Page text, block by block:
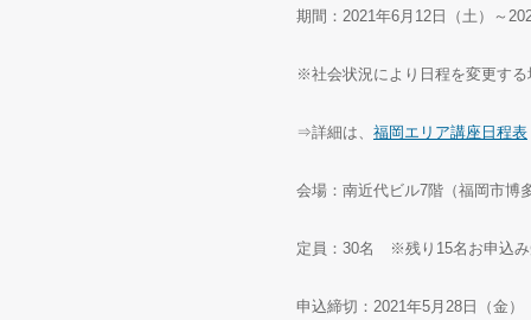
期間：2021年6月12日（土）～
※社会状況により日程を変更す
⇒詳細は、 福岡エリア講座日程表
会場：南近代ビル7階（福岡市博
定員：30名 ※残り15名お申込み
申込締切：2021年5月28日（金）